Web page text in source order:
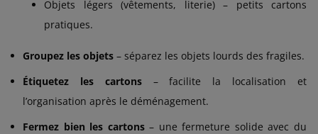
Objets légers (vêtements, literie) – petits cartons
pratiques.
Groupez les objets – séparez les objets lourds des fragiles.
Étiquetez les cartons– facilite la localisation et
l’organisation après le déménagement.
Fermez bien les cartons– une fermeture solide avec du